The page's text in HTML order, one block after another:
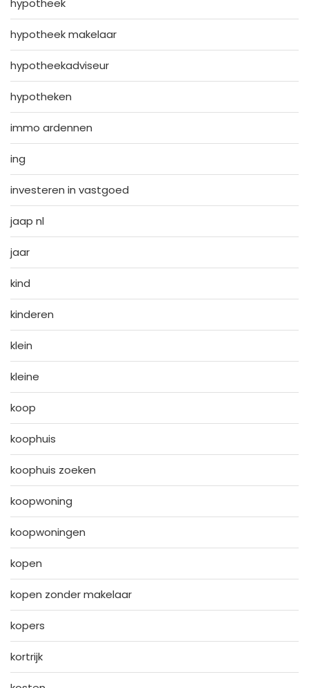
hypotheek
hypotheek makelaar
hypotheekadviseur
hypotheken
immo ardennen
ing
investeren in vastgoed
jaap nl
jaar
kind
kinderen
klein
kleine
koop
koophuis
koophuis zoeken
koopwoning
koopwoningen
kopen
kopen zonder makelaar
kopers
kortrijk